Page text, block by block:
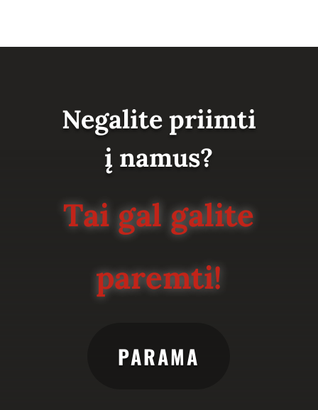
Negalite priimti
į namus?
Tai gal galite
paremti!
PARAMA